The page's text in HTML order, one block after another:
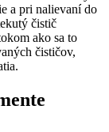
a pri nalievaní do
čistič
ako sa to
čističov,